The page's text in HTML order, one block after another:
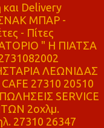
και Delivery
ΜΠΑΡ -
- Πίτες
" Η ΠΙΑΤΣΑ
ΛΕΩΝΙΔΑΣ
27310 20510
SERVICE
2οχλμ.
27310 26347